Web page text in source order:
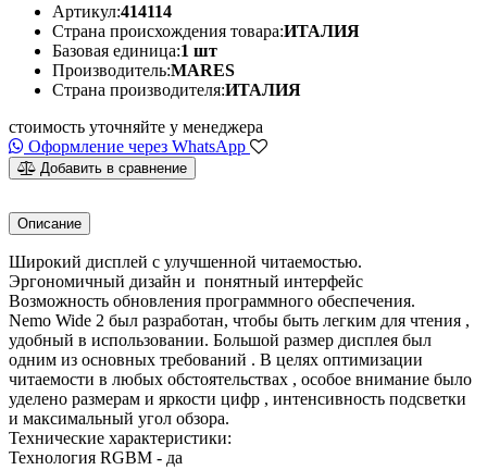
Артикул:414114
Страна происхождения товара:ИТАЛИЯ
Базовая единица:1 шт
Производитель:MARES
Страна производителя:ИТАЛИЯ
стоимость уточняйте у менеджера
Оформление через WhatsApp
Добавить в сравнение
Описание
Широкий дисплей с улучшенной читаемостью.
Эргономичный дизайн и понятный интерфейс
Возможность обновления программного обеспечения.
Nemo Wide 2 был разработан, чтобы быть легким для чтения ,
удобный в использовании. Большой размер дисплея был
одним из основных требований . В целях оптимизации
читаемости в любых обстоятельствах , особое внимание было
уделено размерам и яркости цифр , интенсивность подсветки
и максимальный угол обзора.
Технические характеристики:
Технология RGBM - да